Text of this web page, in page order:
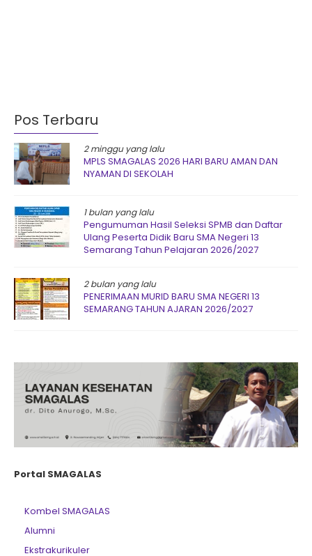
Pos Terbaru
2 minggu yang lalu
MPLS SMAGALAS 2026 HARI BARU AMAN DAN
NYAMAN DI SEKOLAH
1 bulan yang lalu
Pengumuman Hasil Seleksi SPMB dan Daftar
Ulang Peserta Didik Baru SMA Negeri 13
Semarang Tahun Pelajaran 2026/2027
2 bulan yang lalu
PENERIMAAN MURID BARU SMA NEGERI 13
SEMARANG TAHUN AJARAN 2026/2027
Portal SMAGALAS
Kombel SMAGALAS
Alumni
Ekstrakurikuler